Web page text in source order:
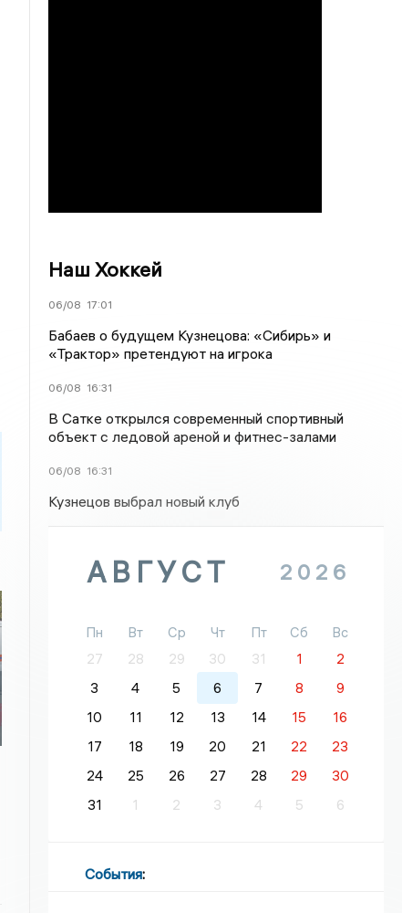
Наш Хоккей
06/08 17:01
Бабаев о будущем Кузнецова: «Сибирь» и
«Трактор» претендуют на игрока
06/08 16:31
В Сатке открылся современный спортивный
объект с ледовой ареной и фитнес-залами
06/08 16:31
Кузнецов выбрал новый клуб
АВГУСТ 2026
Пн Вт Ср Чт Пт Сб
Вс
27
28 29 30 31 1
2
3
4 5 6 7 8
9
10
11 12 13 14 15
16
17
18 19 20 21 22
23
24
25 26 27 28 29
30
31
1 2 3 4 5 6
События: